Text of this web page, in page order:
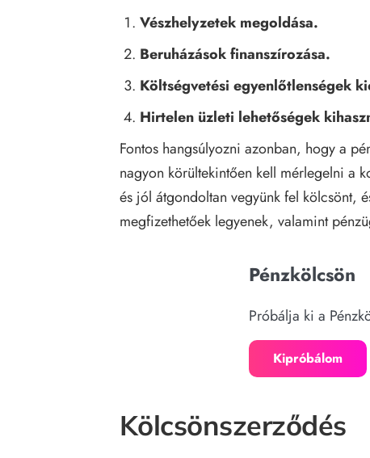
Vészhelyzetek megoldása.
Beruházások finanszírozása.
Költségvetési egyenlőtlenségek
Hirtelen üzleti lehetőségek
Fontos hangsúlyozni azonban, hogy a
nagyon körültekintően kell mérlegelni a
és jól átgondoltan vegyünk fel kölcsönt,
megfizethetőek legyenek, valamint
Pénzkölcsön
Próbálja ki a
Kipróbálom
Kölcsönszerződés